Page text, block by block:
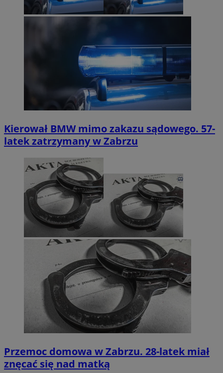
Kierował BMW mimo zakazu sądowego. 57-
latek zatrzymany w Zabrzu
Przemoc domowa w Zabrzu. 28-latek miał
znęcać się nad matką